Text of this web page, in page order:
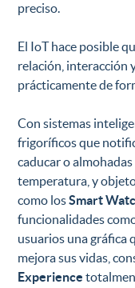
preciso.
El IoT hace posible
relación, interacción
prácticamente de
Con sistemas
frigoríficos que
caducar o
temperatura, y
como losSmart
funcionalidades
usuarios una gráfica
mejora sus vidas,
Experience